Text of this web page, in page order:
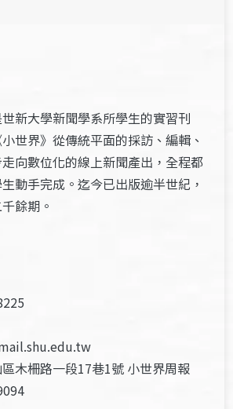
世新大學新聞學系所學生的實習刊
世界》從傳統平面的採訪、編輯、
向數位化的線上新聞產出，全程都
動手完成。迄今已出版逾半世紀，
餘期。
木柵路一段17巷1號 小世界周報